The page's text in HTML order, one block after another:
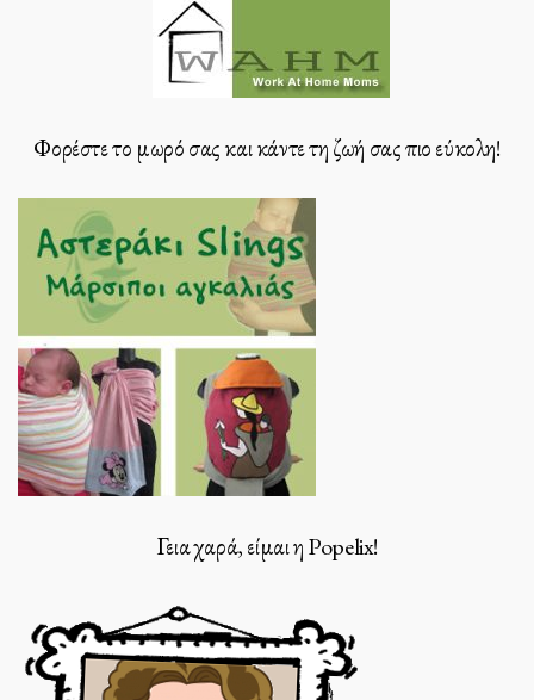
Φορέστε το μωρό σας και κάντε τη ζωή σας πιο εύκολη!
Γεια χαρά, είμαι η Popelix!